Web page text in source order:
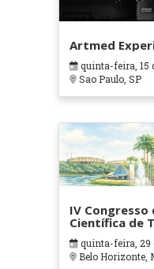
Artmed
quinta-feira, 15
Sao Paulo, SP
IV Congresso
Científica de
em
Cuidados
quinta-feira, 29
Belo Horizonte,